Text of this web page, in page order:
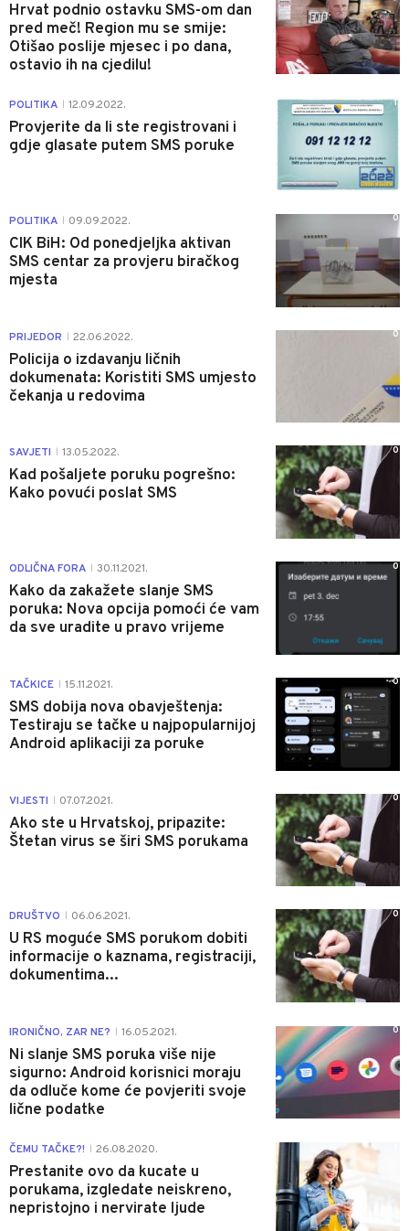
Hrvat podnio ostavku SMS-om dan
pred meč! Region mu se smije:
Otišao poslije mjesec i po dana,
ostavio ih na cjedilu!
POLITIKA 12.09.2022.
Provjerite da li ste registrovani i
gdje glasate putem SMS poruke
1
POLITIKA 09.09.2022.
CIK BiH: Od ponedjeljka aktivan
SMS centar za provjeru biračkog
mjesta
0
PRIJEDOR 22.06.2022.
Policija o izdavanju ličnih
dokumenata: Koristiti SMS umjesto
čekanja u redovima
0
SAVJETI 13.05.2022.
Kad pošaljete poruku pogrešno:
Kako povući poslat SMS
0
ODLIČNA FORA 30.11.2021.
Kako da zakažete slanje SMS
poruka: Nova opcija pomoći će vam
da sve uradite u pravo vrijeme
0
TAČKICE 15.11.2021.
SMS dobija nova obavještenja:
Testiraju se tačke u najpopularnijoj
Android aplikaciji za poruke
0
VIJESTI 07.07.2021.
Ako ste u Hrvatskoj, pripazite:
Štetan virus se širi SMS porukama
0
DRUŠTVO 06.06.2021.
U RS moguće SMS porukom dobiti
informacije o kaznama, registraciji,
dokumentima...
0
IRONIČNO, ZAR NE? 16.05.2021.
Ni slanje SMS poruka više nije
sigurno: Android korisnici moraju
da odluče kome će povjeriti svoje
lične podatke
0
ČEMU TAČKE?! 26.08.2020.
Prestanite ovo da kucate u
porukama, izgledate neiskreno,
nepristojno i nervirate ljude